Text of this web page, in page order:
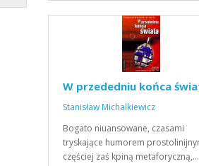
W przededniu końca
Stanisław Michalkiewicz
Bogato niuansowane, czasami
tryskające humorem
częściej zaś kpiną metaforyczną,…